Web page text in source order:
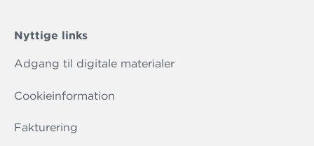
Nyttige links
Adgang til digitale materialer
Cookieinformation
Fakturering